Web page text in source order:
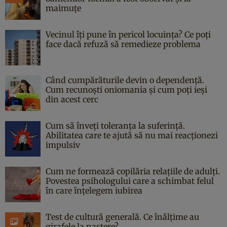
maimuțe
Vecinul îți pune în pericol locuința? Ce poți
face dacă refuză să remedieze problema
Când cumpărăturile devin o dependență.
Cum recunoști oniomania și cum poți ieși
din acest cerc
Cum să înveți toleranța la suferință.
Abilitatea care te ajută să nu mai reacționezi
impulsiv
Cum ne formează copilăria relațiile de adulți.
Povestea psihologului care a schimbat felul
în care înțelegem iubirea
Test de cultură generală. Ce înălțime au